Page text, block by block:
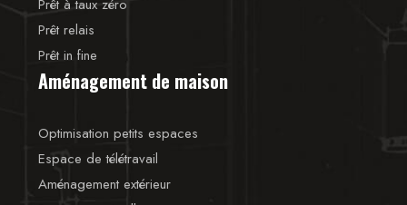
Prêt à taux zéro
Prêt relais
Prêt in fine
Aménagement de maison
Optimisation petits espaces
Espace de télétravail
Aménagement extérieur